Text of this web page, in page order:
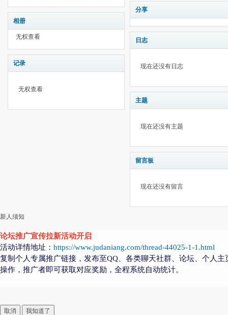
相册
无权查看
记录
无权查看
分享
日志
现在还没有日志
主题
现在还没有主题
留言板
现在还没有留言
新人须知
论坛推广宣传拉新活动开启
活动详情地址： https://www.judaniang.com/thread-44025-1-1.html
复制个人专属推广链接，发布至QQ、各类聊天社群、论坛、个人
操作，推广者即可获取对应奖励，全程系统自动统计。
取消 我知道了